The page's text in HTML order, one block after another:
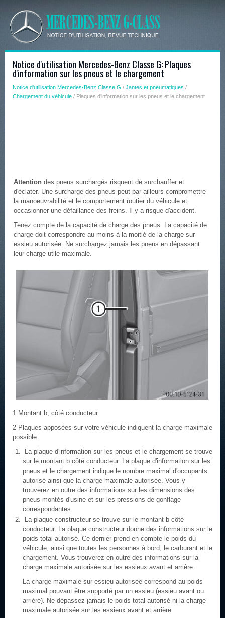
Notice d'utilisation Mercedes-Benz Classe G: Plaques
d'information sur les pneus et le chargement
Notice d'utilisation Mercedes-Benz Classe G / Jantes et pneumatiques /
Chargement du véhicule / Plaques d'information sur les pneus et le chargement
Attention des pneus surchargés risquent de surchauffer et
d'éclater. Une surcharge des pneus peut par ailleurs compromettre
la manoeuvrabilité et le comportement routier du véhicule et
occasionner une défaillance des freins. Il y a risque d'accident.
Tenez compte de la capacité de charge des pneus. La capacité de
charge doit correspondre au moins à la moitié de la charge sur
essieu autorisée. Ne surchargez jamais les pneus en dépassant
leur charge utile maximale.
1 Montant b, côté conducteur
2 Plaques apposées sur votre véhicule indiquent la charge maximale
possible.
La plaque d'information sur les pneus et le chargement se trouve
sur le montant b côté conducteur. La plaque d'information sur les
pneus et le chargement indique le nombre maximal d'occupants
autorisé ainsi que la charge maximale autorisée. Vous y
trouverez en outre des informations sur les dimensions des
pneus montés d'usine et sur les pressions de gonflage
correspondantes.
La plaque constructeur se trouve sur le montant b côté
conducteur. La plaque constructeur donne des informations sur le
poids total autorisé. Ce dernier prend en compte le poids du
véhicule, ainsi que toutes les personnes à bord, le carburant et le
chargement. Vous trouverez en outre des informations sur la
charge maximale autorisée sur les essieux avant et arrière.
La charge maximale sur essieu autorisée correspond au poids
maximal pouvant être supporté par un essieu (essieu avant ou
arrière). Ne dépassez jamais le poids total autorisé ni la charge
maximale autorisée sur les essieux avant et arrière.